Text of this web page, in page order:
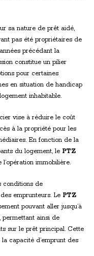
sa nature de prêt aidé,
pas été propriétaires de
précédant la
constitue un pilier
pour certaines
en situation de handicap
inhabitable.
vise à réduire le coût
à la propriété pour les
En fonction de la
du logement, le PTZ
immobilière.
conditions de
emprunteurs. Le PTZ
pouvant aller jusqu’à
permettant ainsi de
sur le prêt principal. Cette
capacité d’emprunt des